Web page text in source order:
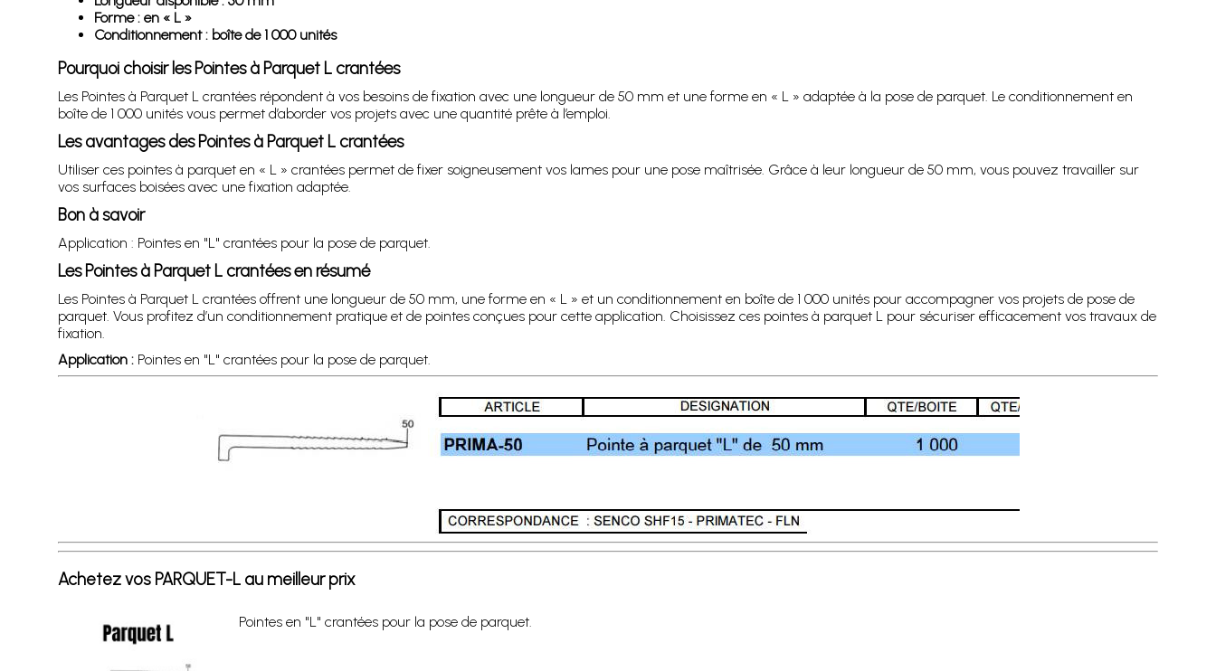
Forme : en « L »
Conditionnement : boîte de 1 000 unités
Pourquoi choisir les Pointes à Parquet L crantées
Les Pointes à Parquet L crantées répondent à vos besoins de fixation avec une longueur de 50 mm et une forme en « L » adaptée à la pose de parquet. Le conditionnement en
boîte de 1 000 unités vous permet d’aborder vos projets avec une quantité prête à l’emploi.
Les avantages des Pointes à Parquet L crantées
Utiliser ces pointes à parquet en « L » crantées permet de fixer soigneusement vos lames pour une pose maîtrisée. Grâce à leur longueur de 50 mm, vous pouvez travailler sur
vos surfaces boisées avec une fixation adaptée.
Bon à savoir
Application : Pointes en "L" crantées pour la pose de parquet.
Les Pointes à Parquet L crantées en résumé
Les Pointes à Parquet L crantées offrent une longueur de 50 mm, une forme en « L » et un conditionnement en boîte de 1 000 unités pour accompagner vos projets de pose de
parquet. Vous profitez d’un conditionnement pratique et de pointes conçues pour cette application. Choisissez ces pointes à parquet L pour sécuriser efficacement vos travaux de
fixation.
Application :Pointes en "L" crantées pour la pose de parquet.
Achetez vos PARQUET-L au meilleur prix
Pointes en "L" crantées pour la pose de parquet.